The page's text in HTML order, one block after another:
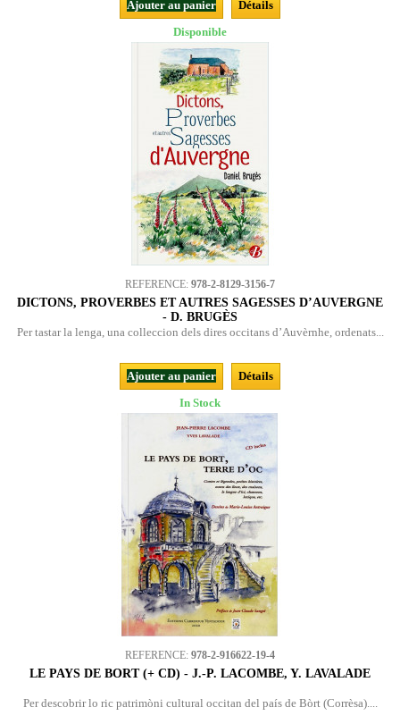
Ajouter au panier
Détails
Disponible
REFERENCE: 978-2-8129-3156-7
DICTONS, PROVERBES ET AUTRES SAGESSES D’AUVERGNE
- D. BRUGÈS
Per tastar la lenga, una colleccion dels dires occitans d’Auvèrnhe, ordenats...
Ajouter au panier
Détails
In Stock
REFERENCE: 978-2-916622-19-4
LE PAYS DE BORT (+ CD) - J.-P. LACOMBE, Y. LAVALADE
Per descobrir lo ric patrimòni cultural occitan del país de Bòrt (Corrèsa)....